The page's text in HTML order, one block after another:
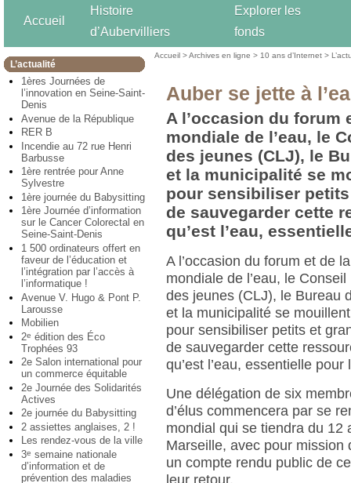
Accueil
Histoire
d’Aubervilliers
Explorer les
fonds
L’actualité
1ères Journées de
l’innovation en Seine-Saint-
Denis
Avenue de la République
RER B
Incendie au 72 rue Henri
Barbusse
1ère rentrée pour Anne
Sylvestre
1ère journée du Babysitting
1ère Journée d’information
sur le Cancer Colorectal en
Seine-Saint-Denis
1 500 ordinateurs offert en
faveur de l’éducation et
l’intégration par l’accès à
l’informatique !
Avenue V. Hugo & Pont P.
Larousse
Mobilien
2e édition des Éco
Trophées 93
2e Salon international pour
un commerce équitable
2e Journée des Solidarités
Actives
2e journée du Babysitting
2 assiettes anglaises, 2 !
Les rendez-vous de la ville
3e semaine nationale
d’information et de
prévention des maladies
Accueil >Archives en ligne > 10 ans d’Internet >
Auber se jette à
A l’occasion du forum
mondiale de l’eau, le
des jeunes (CLJ), le
et la municipalité se
pour sensibiliser
de sauvegarder cette
qu’est l’eau,
A l’occasion du forum et de
mondiale de l’eau, le Conseil
des jeunes (CLJ), le Bureau
et la municipalité se mouillent
pour sensibiliser petits et
de sauvegarder cette
qu’est l’eau, essentielle pour
Une délégation de six
d’élus commencera par se
mondial qui se tiendra du 12
Marseille, avec pour mission
un compte rendu public de